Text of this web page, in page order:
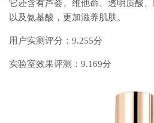
它还含有芦荟、维他命、透明质酸
以及氨基酸，更加滋养肌肤。
用户实测评分：9.255分
实验室效果评测：9.169分